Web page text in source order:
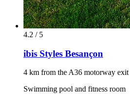
4.2 / 5
ibis Styles Besançon
4 km from the A36 motorway exit
Swimming pool and fitness room